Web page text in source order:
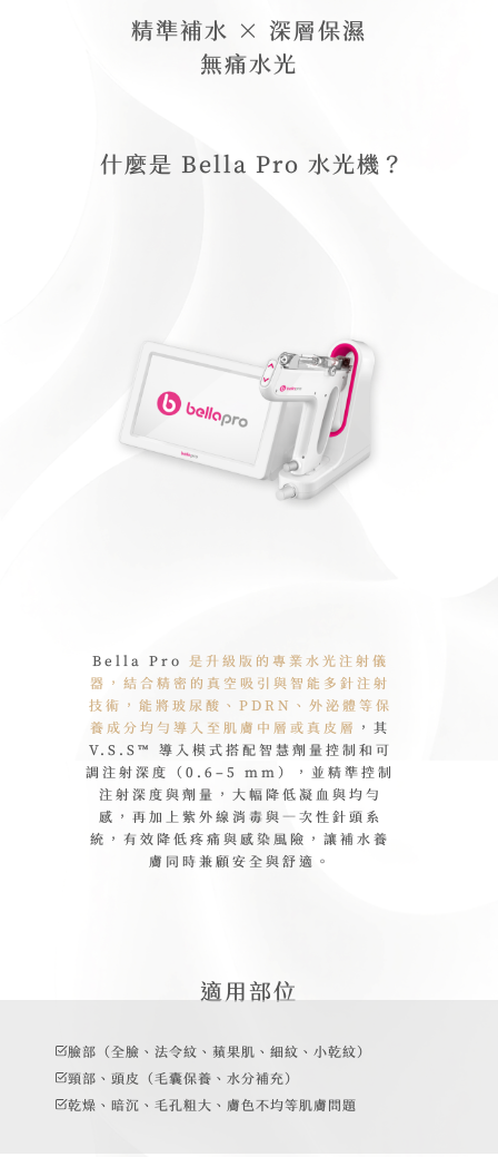
精準補水 × 深層保濕
無痛水光
什麼是 Bella Pro 水光機？
Bella Pro 是升級版的專業水光注射儀
器，結合精密的真空吸引與智能多針注射
技術，能將玻尿酸、PDRN、外泌體等保
養成分均勻導入至肌膚中層或真皮層
，其
V.S.S™ 導入模式搭配智慧劑量控制和可
調注射深度（0.6–5 mm），並精準控制
注射深度與劑量，大幅降低凝血與均勻
感，再加上紫外線消毒與一次性針頭系
統，有效降低疼痛與感染風險，讓補水養
膚同時兼顧安全與舒適。
適用部位
臉部（全臉、法令紋、蘋果肌、細紋、小乾紋）
頸部、頭皮（毛囊保養、水分補充）
乾燥、暗沉、毛孔粗大、膚色不均等肌膚問題